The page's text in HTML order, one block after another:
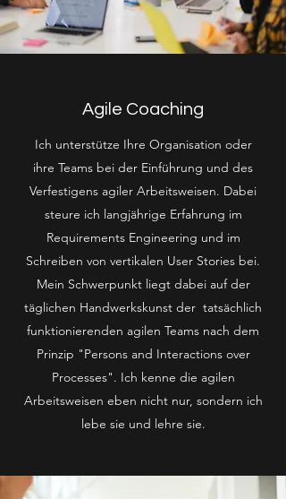
Agile Coaching
Ich unterstütze Ihre Organisation oder
ihre Teams bei der Einführung und des
Verfestigens agiler Arbeitsweisen. Dabei
steure ich langjährige Erfahrung im
Requirements Engineering und im
Schreiben von vertikalen User Stories bei.
Mein Schwerpunkt liegt dabei auf der
täglichen Handwerkskunst der tatsächlich
funktionierenden agilen Teams nach dem
Prinzip "Persons and Interactions over
Processes". Ich kenne die agilen
Arbeitsweisen eben nicht nur, sondern ich
lebe sie und lehre sie.